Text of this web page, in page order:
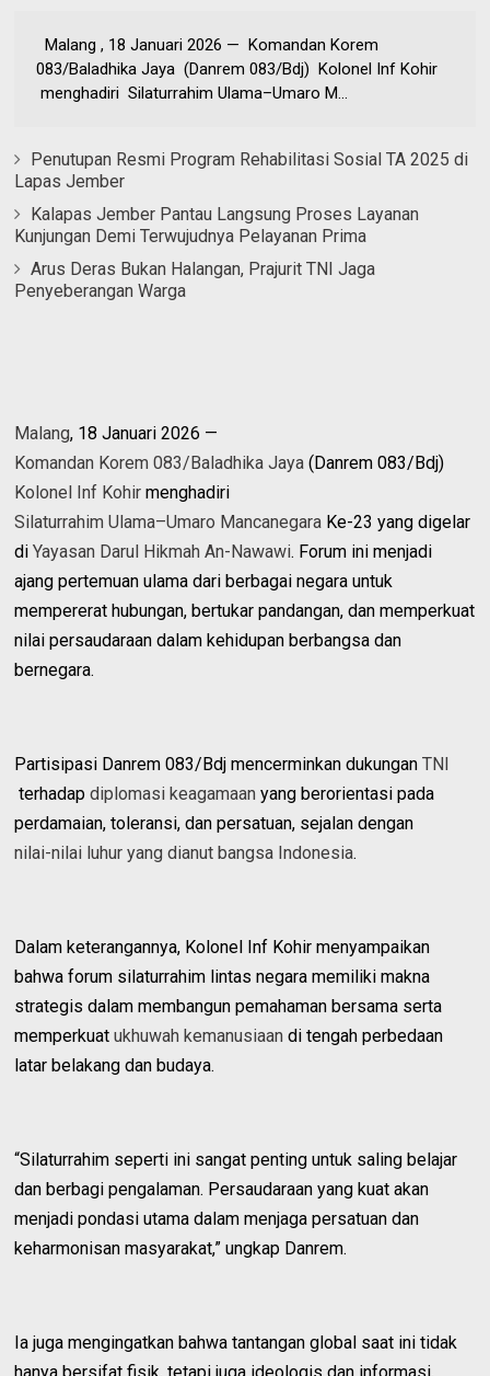
Malang , 18 Januari 2026 — Komandan Korem
083/Baladhika Jaya (Danrem 083/Bdj) Kolonel Inf Kohir
menghadiri Silaturrahim Ulama–Umaro M...
Penutupan Resmi Program Rehabilitasi Sosial TA 2025 di
Lapas Jember
Kalapas Jember Pantau Langsung Proses Layanan
Kunjungan Demi Terwujudnya Pelayanan Prima
Arus Deras Bukan Halangan, Prajurit TNI Jaga
Penyeberangan Warga
Malang, 18 Januari 2026 —
Komandan Korem 083/Baladhika Jaya (Danrem 083/Bdj)
Kolonel Inf Kohir menghadiri
Silaturrahim Ulama–Umaro Mancanegara Ke-23 yang digelar
diYayasan Darul Hikmah An-Nawawi. Forum ini menjadi
ajang pertemuan ulama dari berbagai negara untuk
mempererat hubungan, bertukar pandangan, dan memperkuat
nilai persaudaraan dalam kehidupan berbangsa dan
bernegara.
Partisipasi Danrem 083/Bdj mencerminkan dukunganTNI
terhadapdiplomasi keagamaan yang berorientasi pada
perdamaian, toleransi, dan persatuan, sejalan dengan
nilai-nilai luhur yang dianut bangsa Indonesia.
Dalam keterangannya, Kolonel Inf Kohir menyampaikan
bahwa forum silaturrahim lintas negara memiliki makna
strategis dalam membangun pemahaman bersama serta
memperkuatukhuwah kemanusiaan di tengah perbedaan
latar belakang dan budaya.
“Silaturrahim seperti ini sangat penting untuk saling belajar
dan berbagi pengalaman. Persaudaraan yang kuat akan
menjadi pondasi utama dalam menjaga persatuan dan
keharmonisan masyarakat,” ungkap Danrem.
Ia juga mengingatkan bahwa tantangan global saat ini tidak